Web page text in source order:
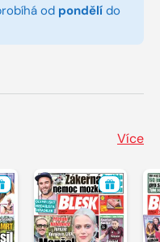
od pondělí do
Více